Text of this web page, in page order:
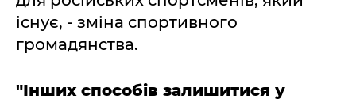
існує, - зміна спортивного
громадянства.
"Інших способів залишитися у